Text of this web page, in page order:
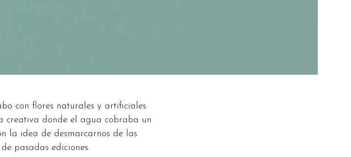
con flores naturales y artificiales
creativa donde el agua cobraba un
la idea de desmarcarnos de las
pasadas ediciones.